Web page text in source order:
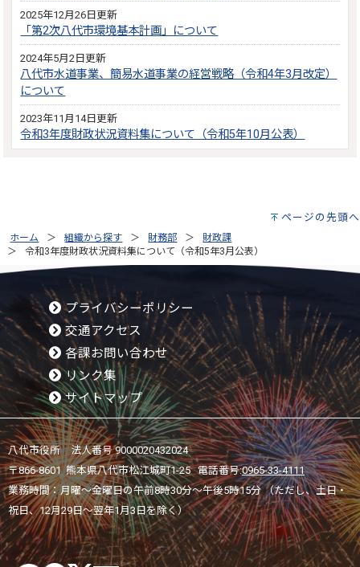
2025年12月26日更新
「第2次八代市環境基本計画」について
2024年5月2日更新
八代市水道事業、簡易水道事業の経営戦略（令和4年3月改定）
について
2023年11月14日更新
令和3年度財政状況資料集について（令和5年10月公表）
ページの先頭へ
ホーム 組織から探す 財務部
財政課
令和3年度財政状況資料集について（令和5年3月公表）
プライバシーポリシー
交通アクセス
各課お問い合わせ
リンク集
サイトマップ
八代市役所 法人番号 9000020432024
〒866-8601 熊本県八代市松江城町1-25 電話番号:0965-33-4111
業務時間：月曜～金曜日の午前8時30分～午後5時15分 （ただし、土日・
祝日、12月29日～翌年1月3日を除く）